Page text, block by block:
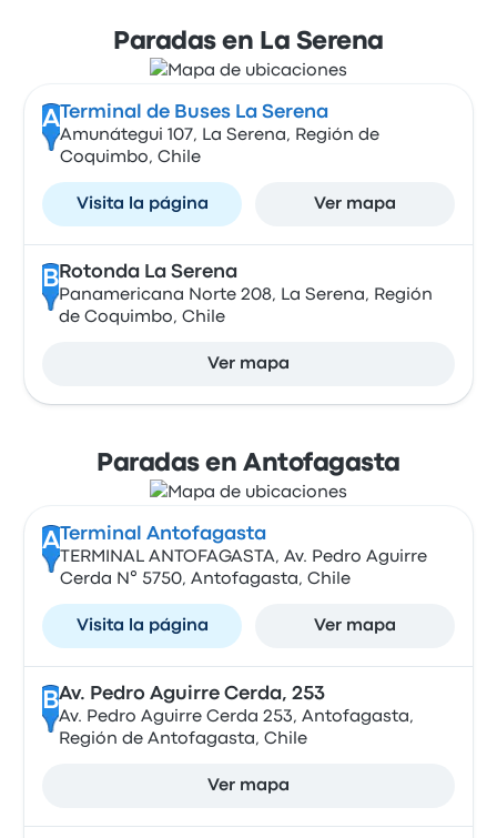
Paradas en La Serena
A Terminal de Buses La Serena
Amunátegui 107, La Serena, Región de
Coquimbo, Chile
Visita la página Ver mapa
B Rotonda La Serena
Panamericana Norte 208, La Serena, Región
de Coquimbo, Chile
Ver mapa
Paradas en Antofagasta
A Terminal Antofagasta
TERMINAL ANTOFAGASTA, Av. Pedro Aguirre
Cerda N° 5750, Antofagasta, Chile
Visita la página Ver mapa
BAv. Pedro Aguirre Cerda, 253
Av. Pedro Aguirre Cerda 253, Antofagasta,
Región de Antofagasta, Chile
Ver mapa